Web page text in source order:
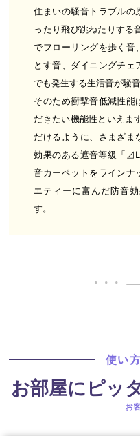
住まいの騒音トラブルの
ったり飛び跳ねたりする
でフローリングを歩く音
とす音、ダイニングチェ
でも発生する生活音が騒
そのため衝撃音低減性能
だきたい機能性といえま
だけるように、さまざま
効果のある遮音等級「
音カーペットをラインナ
エティーに富んだ防音
す。
使い
お部屋にピッ
お